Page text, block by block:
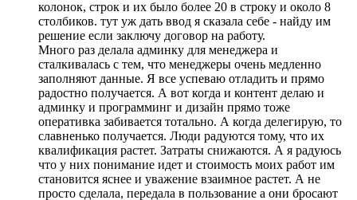
колонок, строк и их было более 20 в строку и около 8
столбиков. тут уж дать ввод я сказала себе - найду им
решение если заключу договор на работу.
Много раз делала админку для менеджера и
сталкивалась с тем, что менеджеры очень медленно
заполняют данные. Я все успеваю отладить и прямо
радостно получается. А вот когда и контент делаю и
админку и программинг и дизайн прямо тоже
оперативка забивается тотально. А когда делегирую, то
славненько получается. Люди радуются тому, что их
квалификация растет. Затраты снижаются. А я радуюсь
что у них понимание идет и стоимость моих работ им
становится яснее и уважение взаимное растет. А не
просто сделала, передала в пользование а они бросают